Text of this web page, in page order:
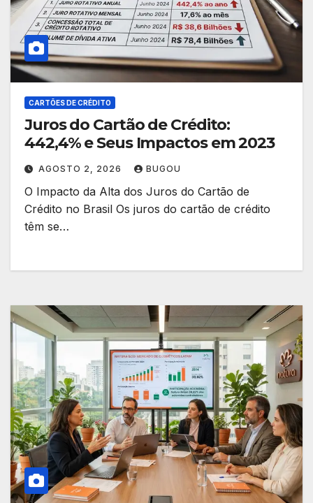
CARTÕES DE CRÉDITO
Juros do Cartão de Crédito:
442,4% e Seus Impactos em 2023
AGOSTO 2, 2026 BUGOU
O Impacto da Alta dos Juros do Cartão de
Crédito no Brasil Os juros do cartão de crédito
têm se…